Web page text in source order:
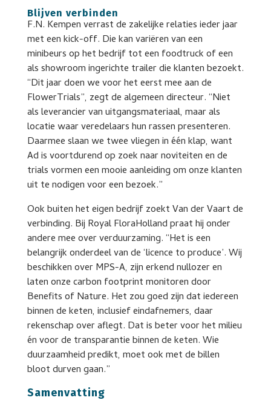
Blijven verbinden
F.N. Kempen verrast de zakelijke relaties ieder jaar
met een kick-off. Die kan variëren van een
minibeurs op het bedrijf tot een foodtruck of een
als showroom ingerichte trailer die klanten bezoekt.
“Dit jaar doen we voor het eerst mee aan de
FlowerTrials”, zegt de algemeen directeur. “Niet
als leverancier van uitgangsmateriaal, maar als
locatie waar veredelaars hun rassen presenteren.
Daarmee slaan we twee vliegen in één klap, want
Ad is voortdurend op zoek naar noviteiten en de
trials vormen een mooie aanleiding om onze klanten
uit te nodigen voor een bezoek.”
Ook buiten het eigen bedrijf zoekt Van der Vaart de
verbinding. Bij Royal FloraHolland praat hij onder
andere mee over verduurzaming. “Het is een
belangrijk onderdeel van de ‘licence to produce’. Wij
beschikken over MPS-A, zijn erkend nullozer en
laten onze carbon footprint monitoren door
Benefits of Nature. Het zou goed zijn dat iedereen
binnen de keten, inclusief eindafnemers, daar
rekenschap over aflegt. Dat is beter voor het milieu
én voor de transparantie binnen de keten. Wie
duurzaamheid predikt, moet ook met de billen
bloot durven gaan.”
Samenvatting